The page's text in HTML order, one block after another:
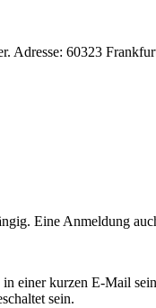
Adresse: 60323
Eine Anmeldung
einer kurzen E-Mail
sein.